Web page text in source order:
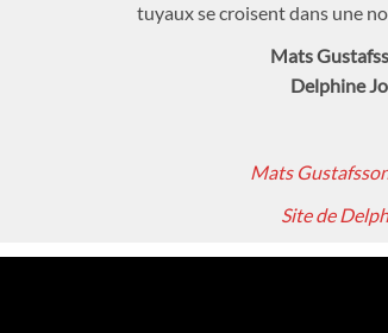
tuyaux se croisent dans une
Mats
Delphine
Mats
Site de